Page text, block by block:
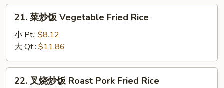
Fried
Rice
21.
Vegetable
Fried
Rice
21. 菜炒饭 Vegetable Fried Rice
小 Pt.: $8.12
大 Qt.: $11.86
22.
22. 叉烧炒饭 Roast Pork Fried Rice